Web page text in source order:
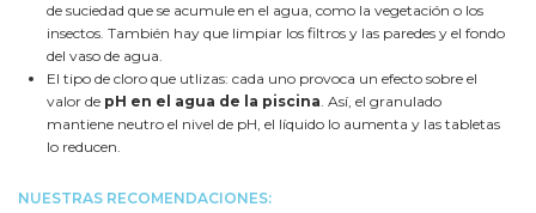
de suciedad que se acumule en el agua, como la vegetación o los
insectos. También hay que limpiar los filtros y las paredes y el fondo
del vaso de agua.
El tipo de cloro que utlizas: cada uno provoca un efecto sobre el
valor de pH en el agua de la piscina. Así, el granulado
mantiene neutro el nivel de pH, el líquido lo aumenta y las tabletas
lo reducen.
NUESTRAS RECOMENDACIONES: